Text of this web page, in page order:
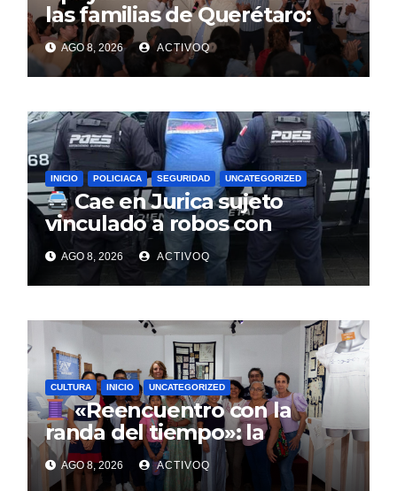
las familias de Querétaro:
Luis Nava
AGO 8, 2026 ACTIVOQ
INICIO POLICIACA SEGURIDAD UNCATEGORIZED
Cae en Jurica sujeto
vinculado a robos con
violencia en negocios de
Querétaro y Guanajuato
AGO 8, 2026 ACTIVOQ
CULTURA INICIO UNCATEGORIZED
«Reencuentro con la
randa del tiempo»: la
tradición textil que entrelaza
la historia de la Sierra Gorda
AGO 8, 2026 ACTIVOQ